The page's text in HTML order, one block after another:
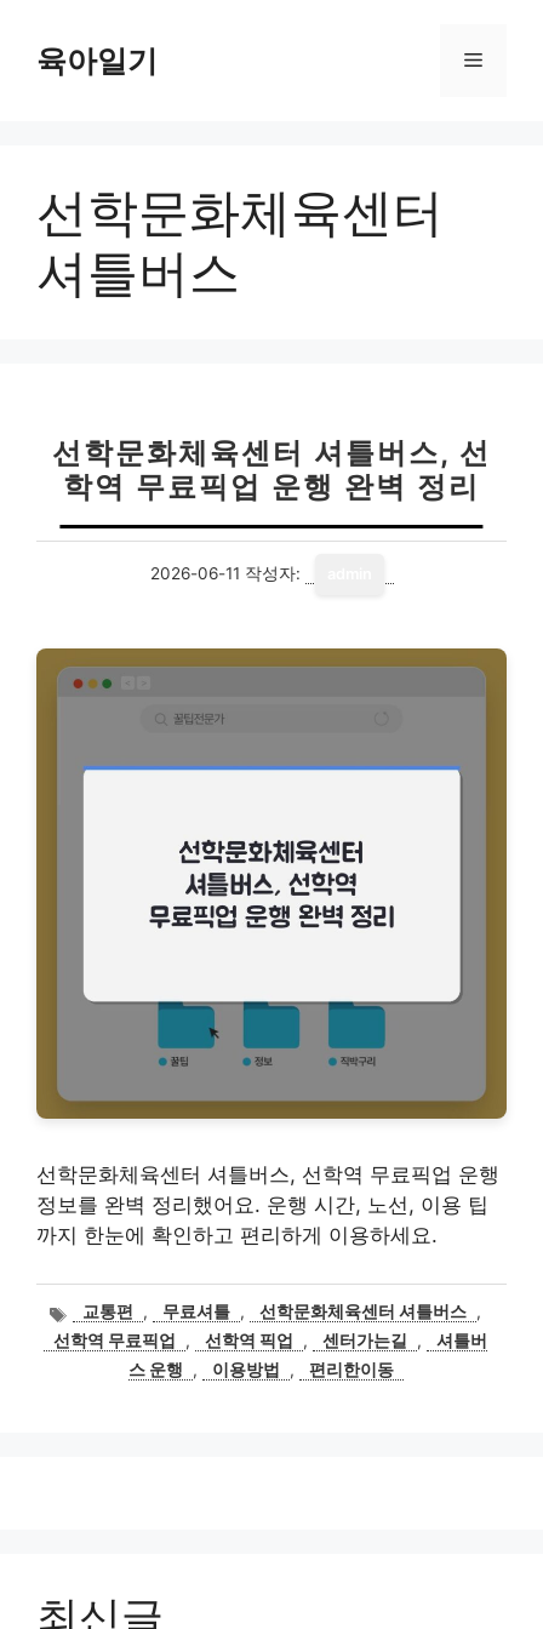
육아일기 메
선학문화체육센터
셔틀버스
선학문화체육센터 셔틀버스, 선
학역 무료픽업 운행 완벽 정리
2026-06-11 작성자:
선학문화체육센터 셔틀버스, 선학역 무료픽업 운행
정보를 완벽 정리했어요. 운행 시간, 노선, 이용 팁
까지 한눈에 확인하고 편리하게 이용하세요.
태
그
교통편 , 무료셔틀 , 선학문화체육센터 셔틀버스 ,
선학역 무료픽업
, 선학역 픽업 , 센터가는길 ,
셔틀버
스 운행
, 이용방법 , 편리한이동
최신글